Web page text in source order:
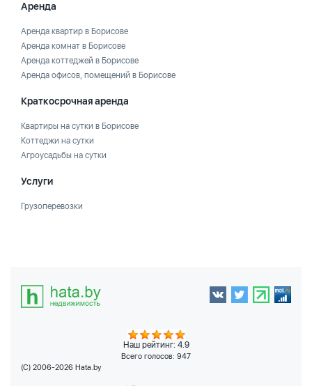
Аренда
Аренда квартир в Борисове
Аренда комнат в Борисове
Аренда коттеджей в Борисове
Аренда офисов, помещений в Борисове
Краткосрочная аренда
Квартиры на сутки в Борисове
Коттеджи на сутки
Агроусадьбы на сутки
Услуги
Грузоперевозки
Наш рейтинг: 4.9
Всего голосов: 947
(C) 2006-2026 Hata.by